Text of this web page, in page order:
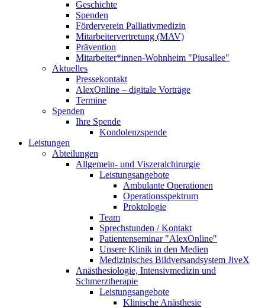
Geschichte
Spenden
Förderverein Palliativmedizin
Mitarbeitervertretung (MAV)
Prävention
Mitarbeiter*innen-Wohnheim "Piusallee"
Aktuelles
Pressekontakt
AlexOnline – digitale Vorträge
Termine
Spenden
Ihre Spende
Kondolenzspende
Leistungen
Abteilungen
Allgemein- und Viszeralchirurgie
Leistungsangebote
Ambulante Operationen
Operationsspektrum
Proktologie
Team
Sprechstunden / Kontakt
Patientenseminar "AlexOnline"
Unsere Klinik in den Medien
Medizinisches Bildversandsystem JiveX
Anästhesiologie, Intensivmedizin und
Schmerztherapie
Leistungsangebote
Klinische Anästhesie